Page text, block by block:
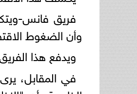
فريق فانس-
وأن الضغوط
ويدفع هذا
في المقابل،